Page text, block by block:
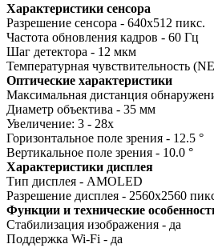
Характеристики сенсора
Разрешение сенсора - 640x512 пикс.
Частота обновления кадров - 60 Гц
Шаг детектора - 12 мкм
Температурная чувствительность
Оптические характеристики
Максимальная дистанция
Диаметр объектива - 35 мм
Увеличение: 3 - 28x
Горизонтальное поле зрения - 12.5 °
Вертикальное поле зрения - 10.0 °
Характеристики дисплея
Тип дисплея - AMOLED
Разрешение дисплея - 2560x2560
Функции и технические
Стабилизация изображения - да
Поддержка Wi-Fi - да